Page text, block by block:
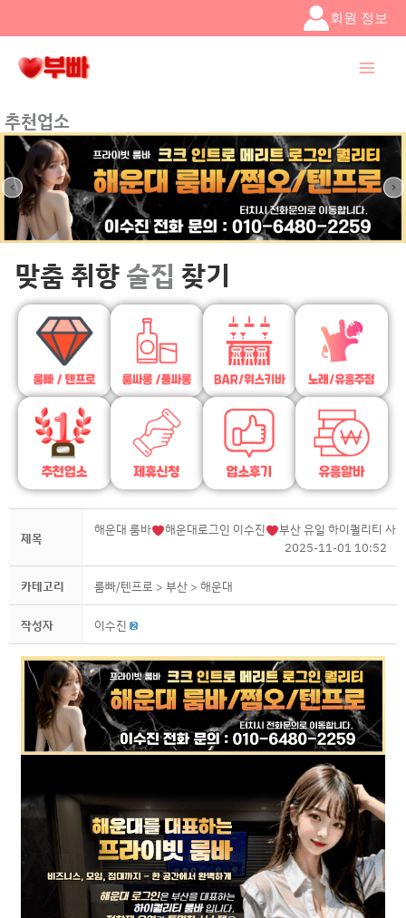
건너뛰기
회원 정보
추천업소
맞춤 취향 술집 찾기
제목
해운대 룸바 해운대로그인 이수진
부산 유일 하이퀄리티 사
2025-11-01 10:52
카테고리 룸빠/텐프로 > 부산 > 해운대
작성자 이수진